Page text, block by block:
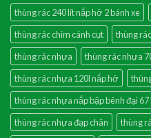
thùng rác 240 lít nắp hở 2 bánh xe
thùng rác chim cánh cụt
thùng
thùng rác nhựa
thùng rác nhựa
thùng rác nhựa 120l nắp hở
thùng rác nhựa nắp bập bênh đại 67
thùng rác nhựa đạp chân
thùng